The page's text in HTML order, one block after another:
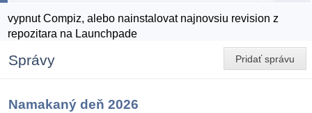
vypnut Compiz, alebo nainstalovat najnovsiu revision z
repozitara na Launchpade
Pridať správu
Správy
Namakaný deň 2026